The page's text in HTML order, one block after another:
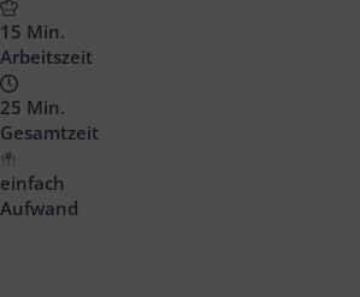
Headline
15 Min.
Arbeitszeit
25 Min.
Gesamtzeit
einfach
Aufwand